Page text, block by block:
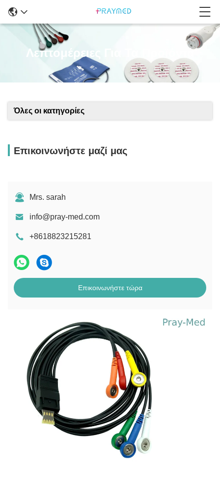
Λεπτομέρειες Για Τα Προϊόντα
Όλες οι κατηγορίες
Επικοινωνήστε μαζί μας
Mrs. sarah
info@pray-med.com
+8618823215281
Επικοινωνήστε τώρα